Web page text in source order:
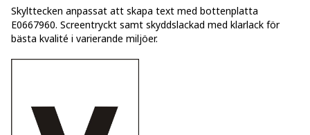
Skylttecken anpassat att skapa text med bottenplatta
E0667960. Screentryckt samt skyddslackad med klarlack för
bästa kvalité i varierande miljöer.